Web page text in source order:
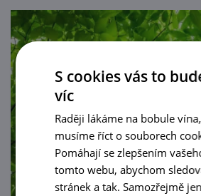
S cookies vás to
víc
Raději lákáme na bobule
musíme říct o souborech
Pomáhají se zlepšením
tomto webu, abychom
stránek a tak. Samozřejmě